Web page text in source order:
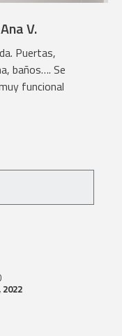
V.
Puertas,
baños…. Se
funcional
2022